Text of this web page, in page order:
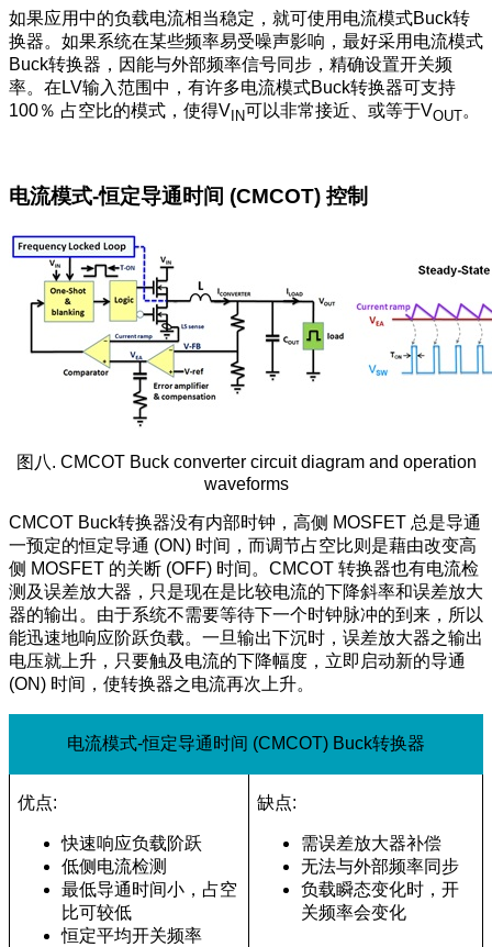
如果应用中的负载电流相当稳定，就可使用电流模式Buck转
换器。如果系统在某些频率易受噪声影响，最好采用电流模式
Buck转换器，因能与外部频率信号同步，精确设置开关频
率。在LV输入范围中，有许多电流模式Buck转换器可支持
100％ 占空比的模式，使得V IN 可以非常接近、或等于VOUT。
电流模式-恒定导通时间 (CMCOT) 控制
图八. CMCOT Buck converter circuit diagram and operation
waveforms
CMCOT Buck转换器没有内部时钟，高侧 MOSFET 总是导通
一预定的恒定导通 (ON) 时间，而调节占空比则是藉由改变高
侧 MOSFET 的关断 (OFF) 时间。CMCOT 转换器也有电流检
测及误差放大器，只是现在是比较电流的下降斜率和误差放大
器的输出。由于系统不需要等待下一个时钟脉冲的到来，所以
能迅速地响应阶跃负载。一旦输出下沉时，误差放大器之输出
电压就上升，只要触及电流的下降幅度，立即启动新的导通
(ON) 时间，使转换器之电流再次上升。
电流模式-恒定导通时间 (CMCOT) Buck转换器
优点:
快速响应负载阶跃
低侧电流检测
最低导通时间小，占空
比可较低
恒定平均开关频率
缺点:
需误差放大器补偿
无法与外部频率同步
负载瞬态变化时，开
关频率会变化